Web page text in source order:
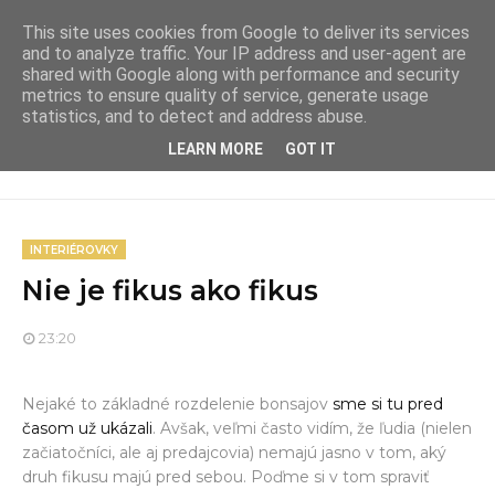
INTERIÉROVKY
Nie je fikus ako fikus
23:20
Nejaké to základné rozdelenie bonsajov sme si tu pred
časom už ukázali. Avšak, veľmi často vidím, že ľudia (nielen
začiatočníci, ale aj predajcovia) nemajú jasno v tom, aký
druh fikusu majú pred sebou. Poďme si v tom spraviť
This site uses cookies from Google to deliver its services
and to analyze traffic. Your IP address and user-agent are
shared with Google along with performance and security
metrics to ensure quality of service, generate usage
statistics, and to detect and address abuse.
LEARN MORE GOT IT